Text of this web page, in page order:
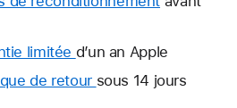
limitée Une
nouvelle
d’un an Apple
de retour Une
sous 14 jours